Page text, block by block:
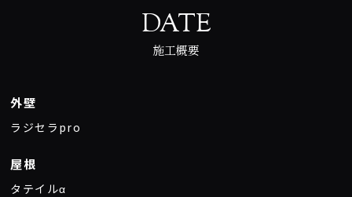
DATE
施工概要
外壁
ラジセラpro
屋根
タテイルα